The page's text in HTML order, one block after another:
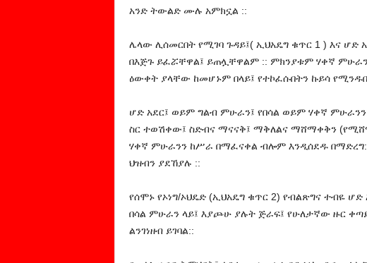
አንድ ትውልድ ሙሉ አምክኗል ::
ሌላው ሊሰመርበት የሚገባ ጉዳይ፤( ኢህአዴግ ቁጥር 1 ) እና
በእጅጉ ይፈሯቸዋል፤ ይጠሏቸዋልም :: ምክንያቱም ሃቀኛ
ዕውቀት ያላቸው ከመሆኑም በላይ፤ የተኮፈሱበትን ኩይሳ
ሆድ አደር፤ ወይም ግልብ ምሁራን፤ የበሳል ወይም ሃቀኛ ምሁራንን
ስር ተወሽቀው፤ ስድብና ማናናቅ፤ ማቅለልና ማሸማቀቅን
ሃቀኛ ምሁራንን ከሥራ በማፈናቀል ብሎም እንዲሰደዱ
ህዝብን ያደኸያሉ ::
የሰሞኑ የኦነግ/ኦህዴድ (ኢህአዴግ ቁጥር 2) የብልጽግና ተብዬ
በሳል ምሁራን ላይ፤ እያጮሁ ያሉት ጅራፍ፤ የሁለታኛው ዙር
ልንገነዘብ ይገባል::